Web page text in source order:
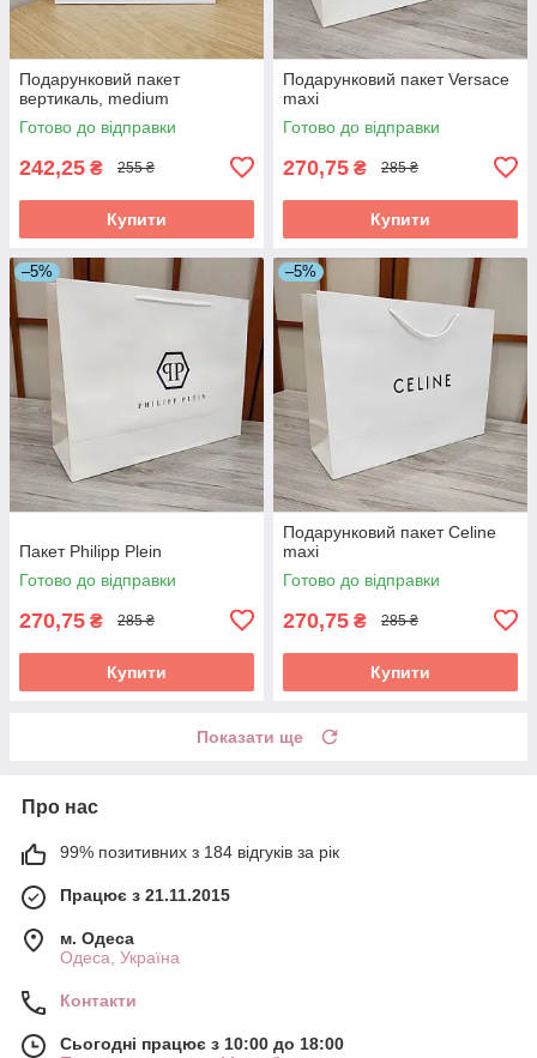
Подарунковий пакет
вертикаль, medium
Готово до відправки
242,25 ₴ 255 ₴
Купити
Подарунковий пакет Versace
maxi
Готово до відправки
270,75 ₴ 285 ₴
Купити
–5%
Пакет Philipp Plein
Готово до відправки
270,75 ₴ 285 ₴
Купити
–5%
Подарунковий пакет Celine
maxi
Готово до відправки
270,75 ₴ 285 ₴
Купити
Показати ще
Про нас
99% позитивних з 184 відгуків за рік
Працює з 21.11.2015
м. Одеса
Одеса, Україна
Контакти
Сьогодні працює з 10:00 до 18:00